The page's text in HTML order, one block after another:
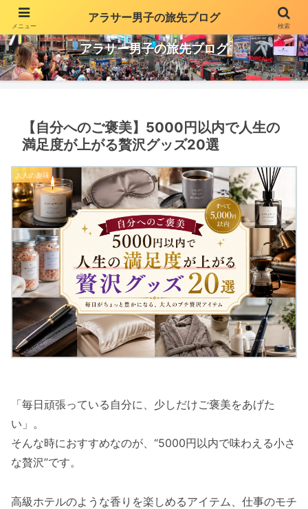
アラサー男子の旅先ブログ
【自分へのご褒美】5000円以内で人生の
満足度が上がる贅沢グッズ20選
大人の趣味
「毎日頑張っている自分に、少しだけご褒美をあげた
い」。
そんな時におすすめなのが、“5000円以内で味わえる小さ
な贅沢”です。
高級ホテルのような香りを楽しめるアイテム、仕事のモチ
メニュー
アラサー男子の旅先ブログ
検索